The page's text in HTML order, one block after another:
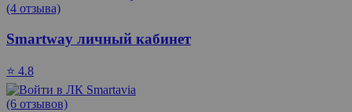
(4 отзыва)
Smartway личный кабинет
⭐ 4.8
(6 отзывов)